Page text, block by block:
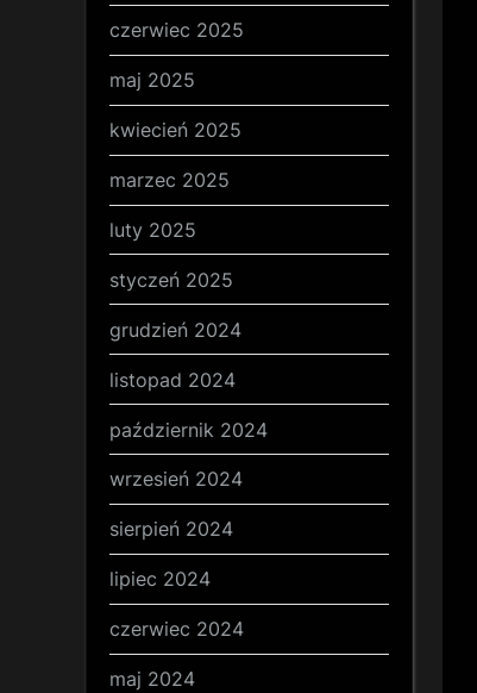
czerwiec 2025
maj 2025
kwiecień 2025
marzec 2025
luty 2025
styczeń 2025
grudzień 2024
listopad 2024
październik 2024
wrzesień 2024
sierpień 2024
lipiec 2024
czerwiec 2024
maj 2024